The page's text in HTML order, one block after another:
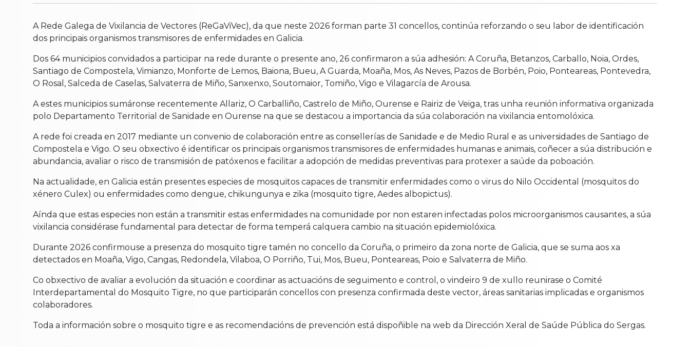
A Rede Galega de Vixilancia de Vectores (ReGaViVec), da que neste 2026 forman parte 31 concellos, continúa reforzando o seu labor de identificación
dos principais organismos transmisores de enfermidades en Galicia.
Dos 64 municipios convidados a participar na rede durante o presente ano, 26 confirmaron a súa adhesión: A Coruña, Betanzos, Carballo, Noia, Ordes,
Santiago de Compostela, Vimianzo, Monforte de Lemos, Baiona, Bueu, A Guarda, Moaña, Mos, As Neves, Pazos de Borbén, Poio, Ponteareas, Pontevedra,
O Rosal, Salceda de Caselas, Salvaterra de Miño, Sanxenxo, Soutomaior, Tomiño, Vigo e Vilagarcía de Arousa.
A estes municipios sumáronse recentemente Allariz, O Carballiño, Castrelo de Miño, Ourense e Rairiz de Veiga, tras unha reunión informativa organizada
polo Departamento Territorial de Sanidade en Ourense na que se destacou a importancia da súa colaboración na vixilancia entomolóxica.
A rede foi creada en 2017 mediante un convenio de colaboración entre as consellerías de Sanidade e de Medio Rural e as universidades de Santiago de
Compostela e Vigo. O seu obxectivo é identificar os principais organismos transmisores de enfermidades humanas e animais, coñecer a súa distribución e
abundancia, avaliar o risco de transmisión de patóxenos e facilitar a adopción de medidas preventivas para protexer a saúde da poboación.
Na actualidade, en Galicia están presentes especies de mosquitos capaces de transmitir enfermidades como o virus do Nilo Occidental (mosquitos do
xénero Culex) ou enfermidades como dengue, chikungunya e zika (mosquito tigre, Aedes albopictus).
Aínda que estas especies non están a transmitir estas enfermidades na comunidade por non estaren infectadas polos microorganismos causantes, a súa
vixilancia considérase fundamental para detectar de forma temperá calquera cambio na situación epidemiolóxica.
Durante 2026 confirmouse a presenza do mosquito tigre tamén no concello da Coruña, o primeiro da zona norte de Galicia, que se suma aos xa
detectados en Moaña, Vigo, Cangas, Redondela, Vilaboa, O Porriño, Tui, Mos, Bueu, Ponteareas, Poio e Salvaterra de Miño.
Co obxectivo de avaliar a evolución da situación e coordinar as actuacións de seguimento e control, o vindeiro 9 de xullo reunirase o Comité
Interdepartamental do Mosquito Tigre, no que participarán concellos con presenza confirmada deste vector, áreas sanitarias implicadas e organismos
colaboradores.
Toda a información sobre o mosquito tigre e as recomendacións de prevención está dispoñible na web da Dirección Xeral de Saúde Pública do Sergas.